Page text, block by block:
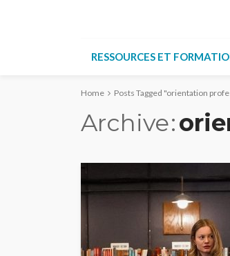
RESSOURCES ET
Home Posts Tagged "orientation
Archive